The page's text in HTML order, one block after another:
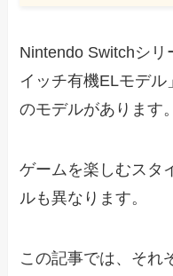
Nintendo Switchシリ
イッチ有機ELモデ
のモデルがあります。
ゲームを楽しむスタ
ルも異なります。
この記事では、それ